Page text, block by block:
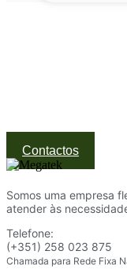
Contactos
Somos uma empresa
atender às
Telefone:
(+351) 258 023 875
Chamada para Rede Fixa